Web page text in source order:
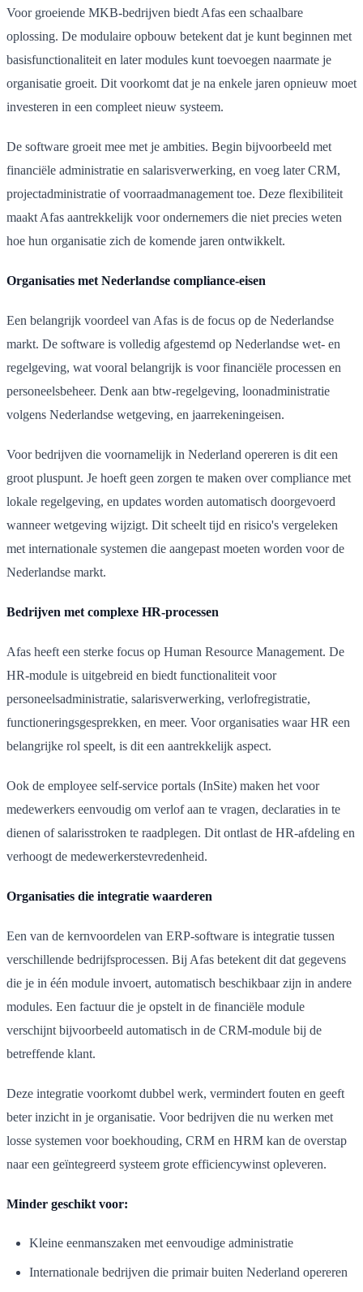
Voor groeiende MKB-bedrijven biedt Afas een schaalbare
oplossing. De modulaire opbouw betekent dat je kunt beginnen met
basisfunctionaliteit en later modules kunt toevoegen naarmate je
organisatie groeit. Dit voorkomt dat je na enkele jaren opnieuw moet
investeren in een compleet nieuw systeem.
De software groeit mee met je ambities. Begin bijvoorbeeld met
financiële administratie en salarisverwerking, en voeg later CRM,
projectadministratie of voorraadmanagement toe. Deze flexibiliteit
maakt Afas aantrekkelijk voor ondernemers die niet precies weten
hoe hun organisatie zich de komende jaren ontwikkelt.
Organisaties met Nederlandse compliance-eisen
Een belangrijk voordeel van Afas is de focus op de Nederlandse
markt. De software is volledig afgestemd op Nederlandse wet- en
regelgeving, wat vooral belangrijk is voor financiële processen en
personeelsbeheer. Denk aan btw-regelgeving, loonadministratie
volgens Nederlandse wetgeving, en jaarrekeningeisen.
Voor bedrijven die voornamelijk in Nederland opereren is dit een
groot pluspunt. Je hoeft geen zorgen te maken over compliance met
lokale regelgeving, en updates worden automatisch doorgevoerd
wanneer wetgeving wijzigt. Dit scheelt tijd en risico's vergeleken
met internationale systemen die aangepast moeten worden voor de
Nederlandse markt.
Bedrijven met complexe HR-processen
Afas heeft een sterke focus op Human Resource Management. De
HR-module is uitgebreid en biedt functionaliteit voor
personeelsadministratie, salarisverwerking, verlofregistratie,
functioneringsgesprekken, en meer. Voor organisaties waar HR een
belangrijke rol speelt, is dit een aantrekkelijk aspect.
Ook de employee self-service portals (InSite) maken het voor
medewerkers eenvoudig om verlof aan te vragen, declaraties in te
dienen of salarisstroken te raadplegen. Dit ontlast de HR-afdeling en
verhoogt de medewerkerstevredenheid.
Organisaties die integratie waarderen
Een van de kernvoordelen van ERP-software is integratie tussen
verschillende bedrijfsprocessen. Bij Afas betekent dit dat gegevens
die je in één module invoert, automatisch beschikbaar zijn in andere
modules. Een factuur die je opstelt in de financiële module
verschijnt bijvoorbeeld automatisch in de CRM-module bij de
betreffende klant.
Deze integratie voorkomt dubbel werk, vermindert fouten en geeft
beter inzicht in je organisatie. Voor bedrijven die nu werken met
losse systemen voor boekhouding, CRM en HRM kan de overstap
naar een geïntegreerd systeem grote efficiencywinst opleveren.
Minder geschikt voor:
Kleine eenmanszaken met eenvoudige administratie
Internationale bedrijven die primair buiten Nederland opereren